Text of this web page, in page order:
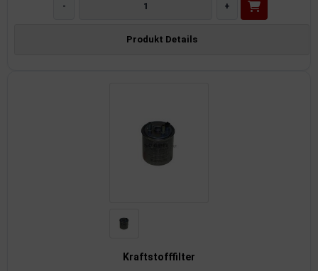
- +
Produkt Details
Kraftstofffilter